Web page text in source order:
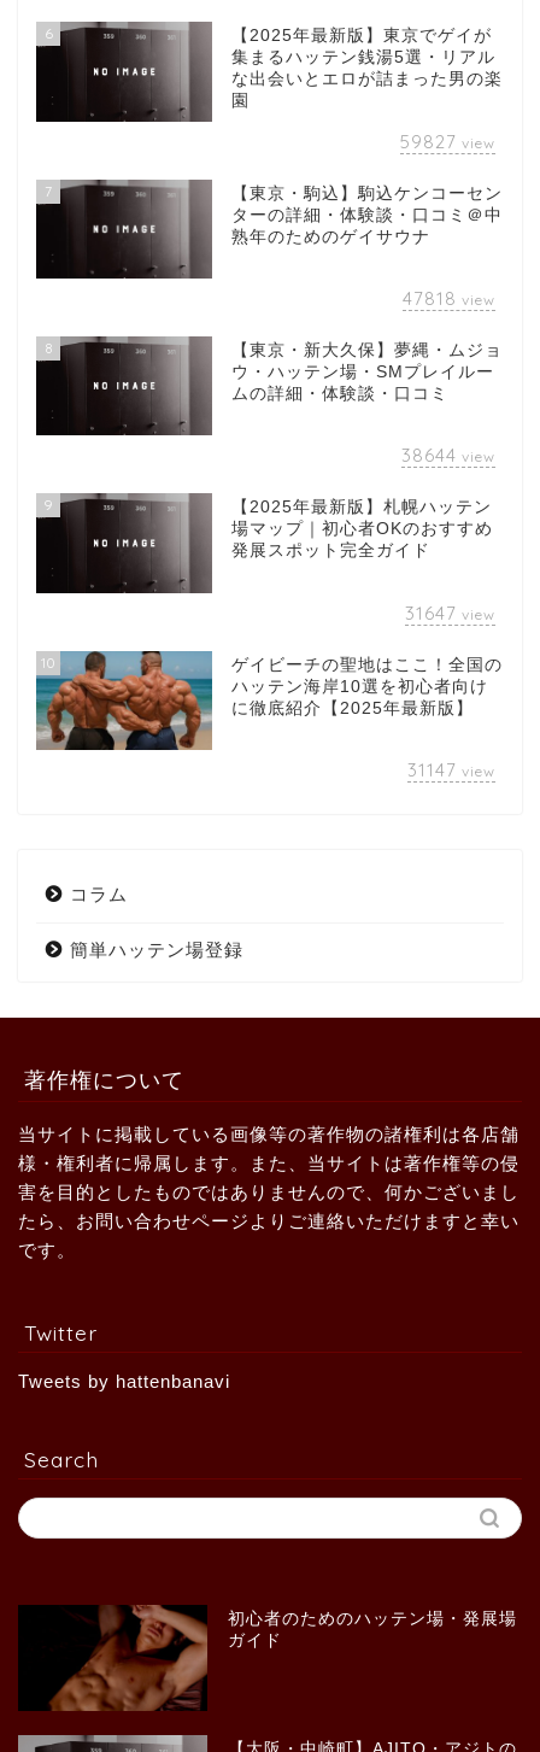
6
【2025年最新版】東京でゲイが
集まるハッテン銭湯5選・リアル
な出会いとエロが詰まった男の楽
園
59827 view
7
【東京・駒込】駒込ケンコーセン
ターの詳細・体験談・口コミ＠中
熟年のためのゲイサウナ
47818 view
8
【東京・新大久保】夢縄・ムジョ
ウ・ハッテン場・SMプレイルー
ムの詳細・体験談・口コミ
38644 view
9
【2025年最新版】札幌ハッテン
場マップ｜初心者OKのおすすめ
発展スポット完全ガイド
31647 view
10
ゲイビーチの聖地はここ！全国の
ハッテン海岸10選を初心者向け
に徹底紹介【2025年最新版】
31147 view
コラム
簡単ハッテン場登録
著作権について
当サイトに掲載している画像等の著作物の諸権利は各店舗
様・権利者に帰属します。また、当サイトは著作権等の侵
害を目的としたものではありませんので、何かございまし
たら、お問い合わせページよりご連絡いただけますと幸い
です。
Twitter
Tweets by hattenbanavi
Search
初心者のためのハッテン場・発展場
ガイド